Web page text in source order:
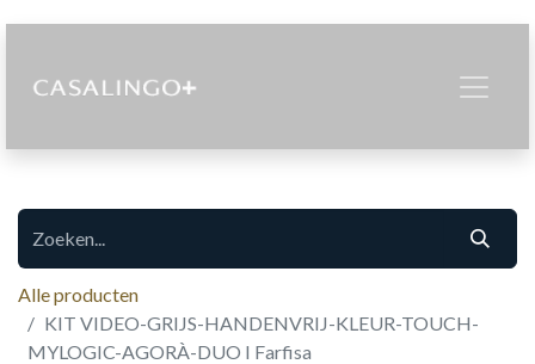
Alle producten
KIT VIDEO-GRIJS-HANDENVRIJ-KLEUR-TOUCH-
MYLOGIC-AGORÀ-DUO I Farfisa